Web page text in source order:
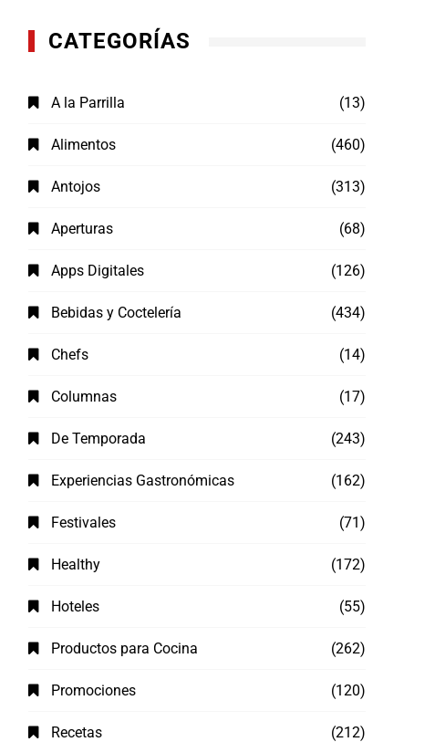
CATEGORÍAS
A la Parrilla (13)
Alimentos (460)
Antojos (313)
Aperturas (68)
Apps Digitales (126)
Bebidas y Coctelería (434)
Chefs (14)
Columnas (17)
De Temporada (243)
Experiencias Gastronómicas (162)
Festivales (71)
Healthy (172)
Hoteles (55)
Productos para Cocina (262)
Promociones (120)
Recetas (212)